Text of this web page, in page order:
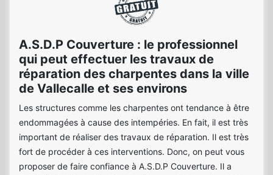
A.S.D.P Couverture : le professionnel
qui peut effectuer les travaux de
réparation des charpentes dans la ville
de Vallecalle et ses environs
Les structures comme les charpentes ont tendance à être
endommagées à cause des intempéries. En fait, il est très
important de réaliser des travaux de réparation. Il est très
fort de procéder à ces interventions. Donc, on peut vous
proposer de faire confiance à A.S.D.P Couverture. Il a